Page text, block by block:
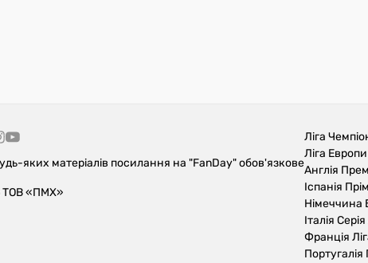
яких матеріалів посилання на "FanDay" обов'язкове
ТОВ «ПМХ»
Ліга
Ліга Европи
Англія
Іспанія
Німеччина
Італія
Франція
Португалія